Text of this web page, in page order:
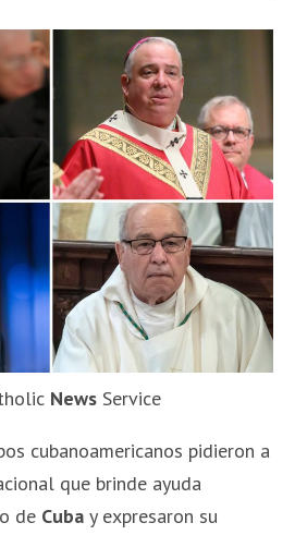
News Service
cubanoamericanos pidieron a
que brinde ayuda
de Cuba y expresaron su